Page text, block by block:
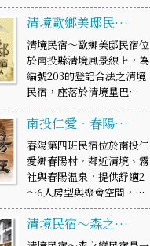
清境歐鄉美邸民…
清境民宿～歐鄉美邸民宿位
於南投縣清境風景線上，為
編號203的登記合法之清境
民宿，座落於清境星巴…
南投仁愛‧春陽…
春陽第四班民宿位於南投仁
愛鄉春陽村，鄰近清境、霧
社與春陽溫泉，提供舒適2
～6人房型與聚會空間，…
清境民宿～森之…